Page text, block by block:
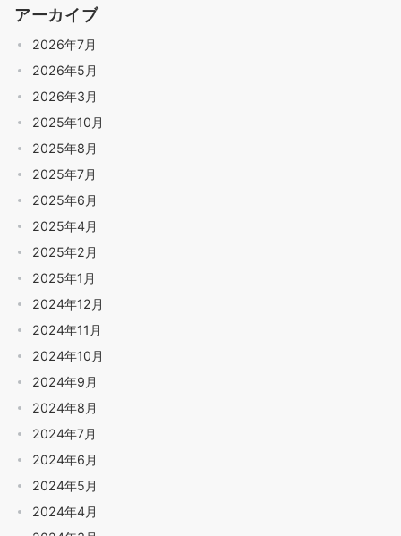
アーカイブ
2026年7月
2026年5月
2026年3月
2025年10月
2025年8月
2025年7月
2025年6月
2025年4月
2025年2月
2025年1月
2024年12月
2024年11月
2024年10月
2024年9月
2024年8月
2024年7月
2024年6月
2024年5月
2024年4月